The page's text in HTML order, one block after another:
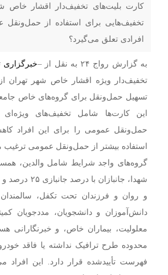
کارت بلیت‌های تخفیف‌دار اقشار خاص
تخفیف‌هایی برای استفاده از
افرادی تعلق می‌گیرد؟
به گزارش رواج ۲۴ به نقل از – خبرگزاری
تخفیف‌دار ویژه اقشار خاص شهر تهران
تسهیل حمل‌ونقل برای گروه‌های خاص
این کارت‌ها شامل تخفیف‌های ویژه‌ای
حمل‌ونقل عمومی را برای این افراد
استفاده بیشتر از حمل‌ونقل عمومی ترغیب
گروه‌های واجد شرایط شامل والدین،
شهدا، جانبازان
و روان و فرزندان تحت تکفل،
دانش‌آموزان و دانشجویان، مددجویان
معلولیت، بیماران خاص، و خبرنگارانی
محدوده طرح ترافیک نداشته یا فاقد
فهرست تأییدشده قرار دارد. این افراد